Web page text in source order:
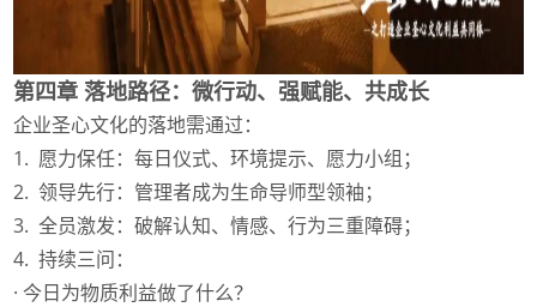
第四章落地路径：微行动、强赋能、共成长
企业圣心文化的落地需通过：
1. 愿力保任：每日仪式、环境提示、愿力小组；
2. 领导先行：管理者成为生命导师型领袖；
3. 全员激发：破解认知、情感、行为三重障碍；
4. 持续三问：
· 今日为物质利益做了什么？